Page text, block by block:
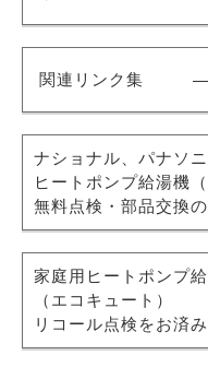
関連リンク集
ナショナル、パナソ
ヒートポンプ給湯機
無料点検・部品交換
家庭用ヒートポンプ
（エコキュート）
リコール点検をお済